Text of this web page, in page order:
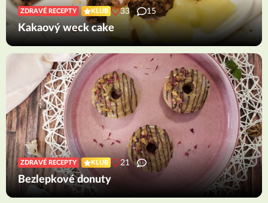
ZDRAVÉ RECEPTY KLUB 33 15
Kakaový weck cake
ZDRAVÉ RECEPTY KLUB 21
Bezlepkové donuty